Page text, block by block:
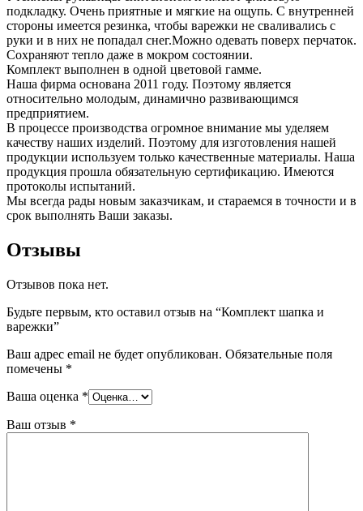
подкладку. Очень приятные и мягкие на ощупь. С внутренней
стороны имеется резинка, чтобы варежки не сваливались с
руки и в них не попадал снег.Можно одевать поверх перчаток.
Сохраняют тепло даже в мокром состоянии.
Комплект выполнен в одной цветовой гамме.
Наша фирма основана 2011 году. Поэтому является
относительно молодым, динамично развивающимся
предприятием.
В процессе производства огромное внимание мы уделяем
качеству наших изделий. Поэтому для изготовления нашей
продукции используем только качественные материалы. Наша
продукция прошла обязательную сертификацию. Имеются
протоколы испытаний.
Мы всегда рады новым заказчикам, и стараемся в точности и в
срок выполнять Ваши заказы.
Отзывы
Отзывов пока нет.
Будьте первым, кто оставил отзыв на “Комплект шапка и
варежки”
Ваш адрес email не будет опубликован. Обязательные поля
помечены *
Ваша оценка *
Ваш отзыв *